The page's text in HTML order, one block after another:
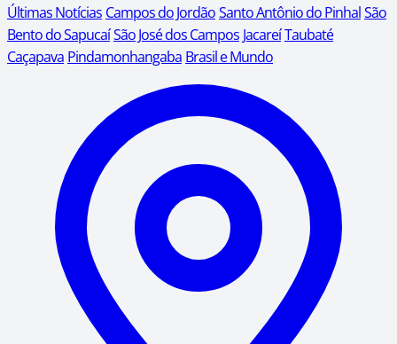
Últimas Notícias Campos do JordãoSanto Antônio do PinhalSão
Bento do SapucaíSão José dos Campos JacareíTaubaté
Caçapava Pindamonhangaba Brasil e Mundo